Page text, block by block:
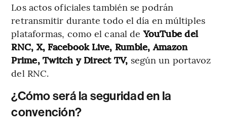
Los actos oficiales también se podrán
retransmitir durante todo el día en múltiples
plataformas, como el canal de YouTube del
RNC, X, Facebook Live, Rumble, Amazon
Prime, Twitch y Direct TV, según un portavoz
del RNC.
¿Cómo será la seguridad en la
convención?